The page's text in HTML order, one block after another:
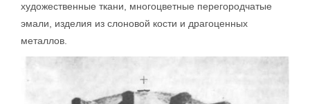
художественные ткани, многоцветные перегородчатые
эмали, изделия из слоновой кости и драгоценных
металлов.